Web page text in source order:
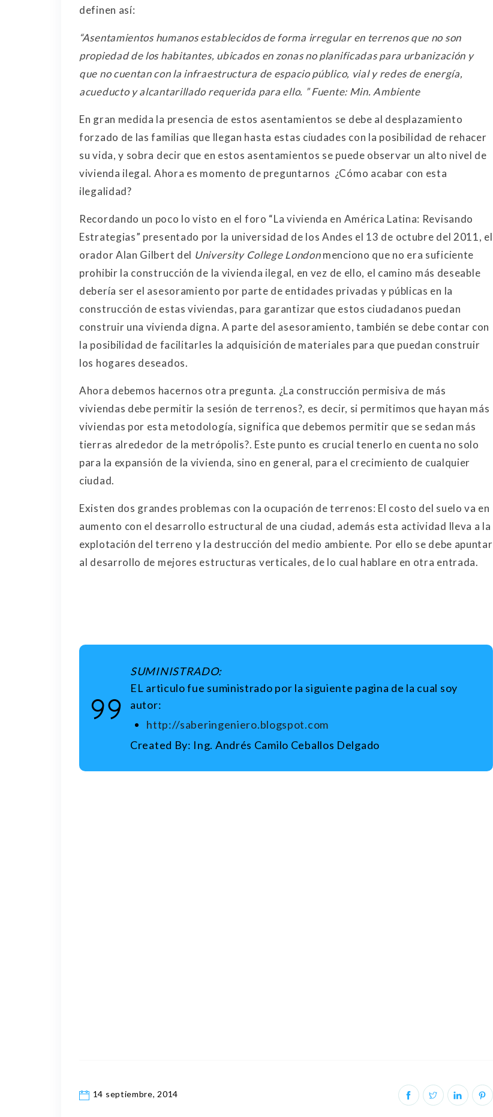
definen así:
“Asentamientos humanos establecidos de forma irregular en terrenos que no son
propiedad de los habitantes, ubicados en zonas no planificadas para urbanización y
que no cuentan con la infraestructura de espacio público, vial y redes de energía,
acueducto y alcantarillado requerida para ello. ” Fuente: Min. Ambiente
En gran medida la presencia de estos asentamientos se debe al desplazamiento
forzado de las familias que llegan hasta estas ciudades con la posibilidad de rehacer
su vida, y sobra decir que en estos asentamientos se puede observar un alto nivel de
vivienda ilegal. Ahora es momento de preguntarnos ¿Cómo acabar con esta
ilegalidad?
Recordando un poco lo visto en el foro “La vivienda en América Latina: Revisando
Estrategias” presentado por la universidad de los Andes el 13 de octubre del 2011, el
orador Alan Gilbert del University College Londonmenciono que no era suficiente
prohibir la construcción de la vivienda ilegal, en vez de ello, el camino más deseable
debería ser el asesoramiento por parte de entidades privadas y públicas en la
construcción de estas viviendas, para garantizar que estos ciudadanos puedan
construir una vivienda digna. A parte del asesoramiento, también se debe contar con
la posibilidad de facilitarles la adquisición de materiales para que puedan construir
los hogares deseados.
Ahora debemos hacernos otra pregunta. ¿La construcción permisiva de más
viviendas debe permitir la sesión de terrenos?, es decir, si permitimos que hayan más
viviendas por esta metodología, significa que debemos permitir que se sedan más
tierras alrededor de la metrópolis?. Este punto es crucial tenerlo en cuenta no solo
para la expansión de la vivienda, sino en general, para el crecimiento de cualquier
ciudad.
Existen dos grandes problemas con la ocupación de terrenos: El costo del suelo va en
aumento con el desarrollo estructural de una ciudad, además esta actividad lleva a la
explotación del terreno y la destrucción del medio ambiente. Por ello se debe apuntar
al desarrollo de mejores estructuras verticales, de lo cual hablare en otra entrada.
SUMINISTRADO:
EL articulo fue suministrado por la siguiente pagina de la cual soy
autor:
http://saberingeniero.blogspot.com
Created By: Ing. Andrés Camilo Ceballos Delgado
14 septiembre, 2014